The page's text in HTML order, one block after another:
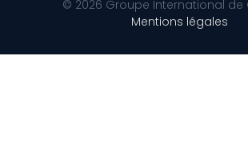
© 2026 Groupe International de
Mentions légales